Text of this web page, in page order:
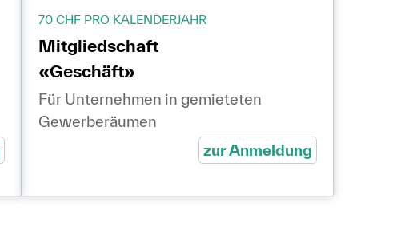
70 CHF PRO KALENDERJAHR
Mitgliedschaft
«Geschäft»
Für Unternehmen in gemieteten
Gewerberäumen
zur Anmeldung